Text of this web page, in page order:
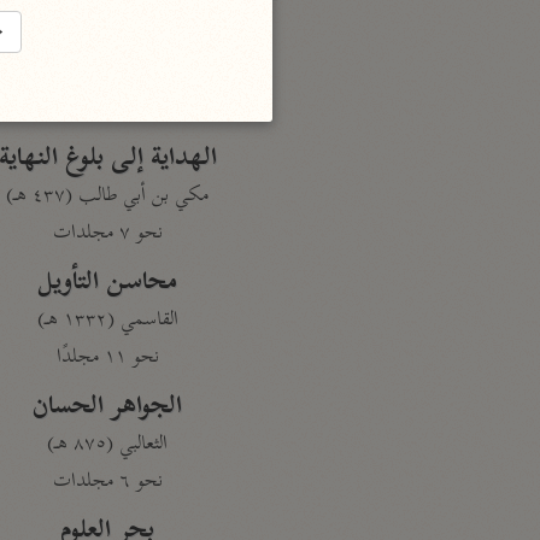
الهداية إلى بلوغ النهاية
مكي بن أبي طالب (٤٣٧ هـ)
نحو ٧ مجلدات
محاسن التأويل
القاسمي (١٣٣٢ هـ)
نحو ١١ مجلدًا
الجواهر الحسان
الثعالبي (٨٧٥ هـ)
نحو ٦ مجلدات